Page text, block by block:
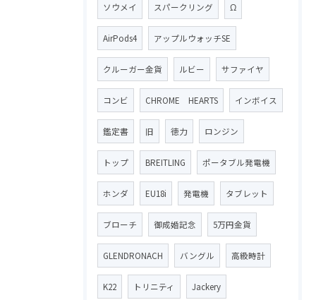
ソウメイ スパークリング Ω
AirPods4 アップルウォッチSE
クルーガー金貨 ルビー サファイヤ
コンビ CHROME HEARTS インボイス
鑑定書 旧 徳力 ロンジン
トップ BREITLING ポータブル発電機
ホンダ EU18i 発電機 タブレット
ブローチ 御成婚記念 5万円金貨
GLENDRONACH バングル 高級時計
K22 トリニティ Jackery